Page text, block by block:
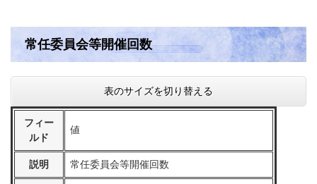
常任委員会等開催回数
表のサイズを切り替える
フィー
ルド
値
説明 常任委員会等開催回数